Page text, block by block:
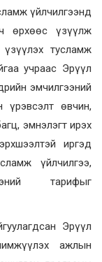
үйлчилгээнд
өрхөөс үзүүлж
тусламж
учраас Эрүүл
эмчилгээний
өвчин,
эмнэлэгт ирэх
иргэд
үйлчилгээ,
тарифыг
Эрүүл
ажлын